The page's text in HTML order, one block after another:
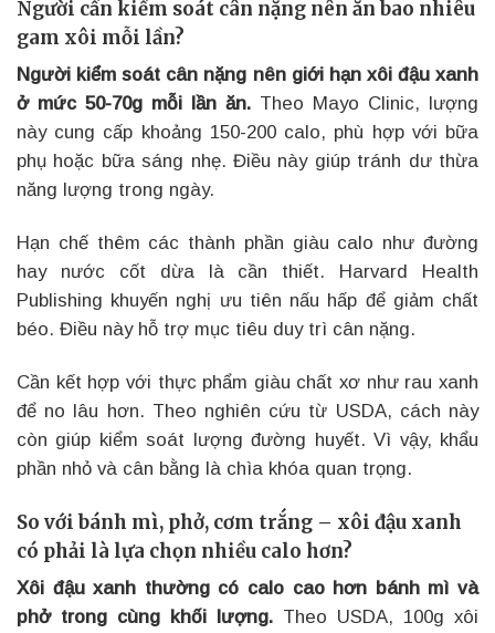
Người cần kiểm soát cân nặng nên ăn bao nhiêu
gam xôi mỗi lần?
Người kiểm soát cân nặng nên giới hạn xôi đậu xanh
ở mức 50-70g mỗi lần ăn. Theo Mayo Clinic, lượng
này cung cấp khoảng 150-200 calo, phù hợp với bữa
phụ hoặc bữa sáng nhẹ. Điều này giúp tránh dư thừa
năng lượng trong ngày.
Hạn chế thêm các thành phần giàu calo như đường
hay nước cốt dừa là cần thiết. Harvard Health
Publishing khuyến nghị ưu tiên nấu hấp để giảm chất
béo. Điều này hỗ trợ mục tiêu duy trì cân nặng.
Cần kết hợp với thực phẩm giàu chất xơ như rau xanh
để no lâu hơn. Theo nghiên cứu từ USDA, cách này
còn giúp kiểm soát lượng đường huyết. Vì vậy, khẩu
phần nhỏ và cân bằng là chìa khóa quan trọng.
So với bánh mì, phở, cơm trắng – xôi đậu xanh
có phải là lựa chọn nhiều calo hơn?
Xôi đậu xanh thường có calo cao hơn bánh mì và
phở trong cùng khối lượng. Theo USDA, 100g xôi